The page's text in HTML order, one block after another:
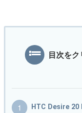
目次を
HTC Desire 20